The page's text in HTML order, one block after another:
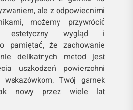
ale z odpowiednimi
możemy przywrócić
estetyczny wygląd i
pamiętać, że zachowanie
delikatnych metod jest
uszkodzeń powierzchni
Twój garnek
nowy przez wiele lat